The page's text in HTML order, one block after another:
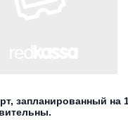
запланированный на